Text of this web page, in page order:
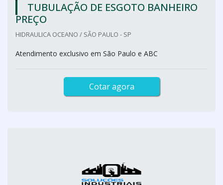
TUBULAÇÃO DE ESGOTO BANHEIRO
PREÇO
HIDRAULICA OCEANO / SÃO PAULO - SP
Atendimento exclusivo em São Paulo e ABC
Cotar agora